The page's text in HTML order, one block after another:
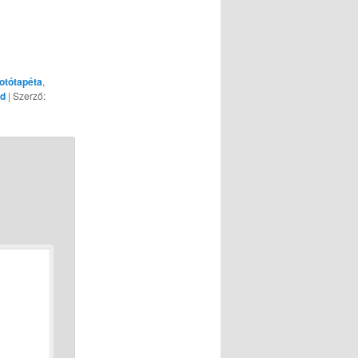
,
| Szerző: